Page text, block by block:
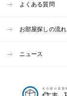
よくある質問
お部屋探しの流れ
ニュース